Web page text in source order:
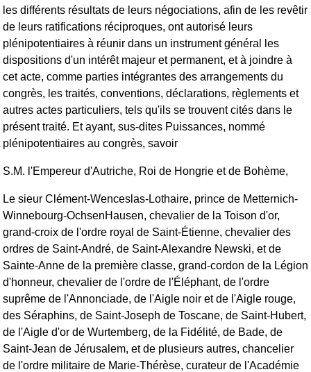
les différents résultats de leurs négociations, afin de les revêtir
de leurs ratifications réciproques, ont autorisé leurs
plénipotentiaires à réunir dans un instrument général les
dispositions d'un intérêt majeur et permanent, et à joindre à
cet acte, comme parties intégrantes des arrangements du
congrès, les traités, conventions, déclarations, règlements et
autres actes particuliers, tels qu'ils se trouvent cités dans le
présent traité. Et ayant, sus-dites Puissances, nommé
plénipotentiaires au congrès, savoir
S.M. l'Empereur d'Autriche, Roi de Hongrie et de Bohème,
Le sieur Clément-Wenceslas-Lothaire, prince de Metternich-
Winnebourg-OchsenHausen, chevalier de la Toison d'or,
grand-croix de l'ordre royal de Saint-Étienne, chevalier des
ordres de Saint-André, de Saint-Alexandre Newski, et de
Sainte-Anne de la première classe, grand-cordon de la Légion
d'honneur, chevalier de l'ordre de l'Éléphant, de l'ordre
suprême de l'Annonciade, de l'Aigle noir et de l'Aigle rouge,
des Séraphins, de Saint-Joseph de Toscane, de Saint-Hubert,
de l'Aigle d'or de Wurtemberg, de la Fidélité, de Bade, de
Saint-Jean de Jérusalem, et de plusieurs autres, chancelier
de l'ordre militaire de Marie-Thérèse, curateur de l'Académie